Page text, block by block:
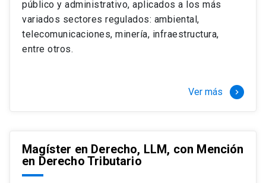
Si optas por la modalidad Full Time:
El LLM UC Full Time es una versión del programa
destinado principalmente a extranjeros, que permite
necesidades y expectativas profesionales, eligiendo
completamente al programa o compatibilizarás un
estudio intenso y exigente, con una muy baja carga
laboral, de marzo a noviembre, para dedicarte
Juan Ignacio Piña Rochefort
Director Magíster en Derecho, LLM UC
público y administrativo, aplicados a los más
variados sectores regulados: ambiental,
telecomunicaciones, minería, infraestructura,
entre otros.
Ver más keyboard_arrow_right
Magíster en Derecho, LLM, con Mención
en Derecho Tributario